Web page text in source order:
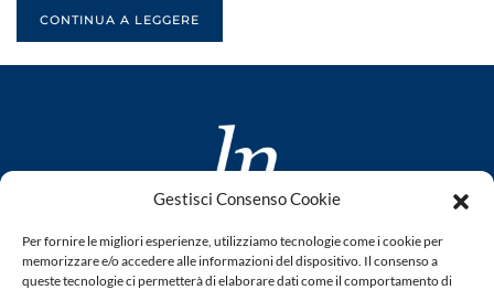
Gestisci Consenso Cookie
Per fornire le migliori esperienze, utilizziamo tecnologie come i cookie per
memorizzare e/o accedere alle informazioni del dispositivo. Il consenso a
queste tecnologie ci permetterà di elaborare dati come il comportamento di
CONTINUA A LEGGERE
www.laletteraturaenoi.it
fondato da Romano Luperini